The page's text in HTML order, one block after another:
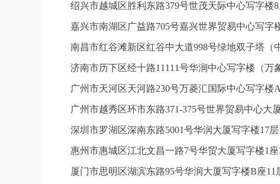
绍兴市越城区胜利东路379号世茂天际中心写字楼8
嘉兴市南湖区广益路705号嘉兴世界贸易中心写字
南昌市红谷滩新区红谷中大道998号绿地双子塔（
济南市历下区经十路11111号华润中心写字楼（万
广州市天河区天河路230号万菱汇国际中心写字楼
广州市越秀区环市东路371-375号世界贸易中心大
深圳市罗湖区深南东路5001号华润大厦写字楼17层
惠州市惠城区江北文昌一路7号华贸大厦写字楼1座
厦门市思明区湖滨东路95号华润大厦写字楼B座11